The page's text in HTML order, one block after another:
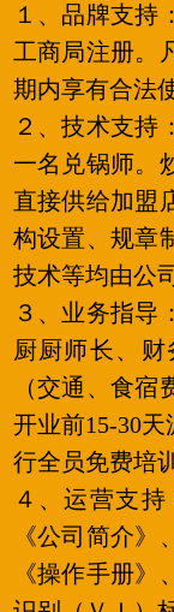
１、品牌支持
工商局注册。
期内享有合法
２、技术支持
一名兑锅师。
直接供给加盟
构设置、规章
技术等均由公
３、业务指导
厨厨师长、财
（交通、食
开业前15-30
行全员免费培
４、运营支
《公司简介》
《操作手册